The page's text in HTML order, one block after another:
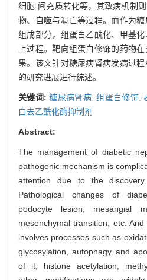
细胞-间充质转化等，其致病机制
物、自噬与凋亡等过程。而作为
组成部分，组蛋白乙酰化、甲基
上过程。靶向组蛋白修饰的药物
果。该文针对糖尿病肾病发病过
的研究进展进行综述。
关键词:糖尿病肾病,组蛋白修饰,
白去乙酰化酶抑制剂
Abstract:
The management of diabetic
pathogenic mechanism is
attention due to the discovery
Pathological changes of
podocyte lesion, mesangial
mesenchymal transition, etc.
involves processes such as
glycosylation, autophagy and
of it, histone acetylation,